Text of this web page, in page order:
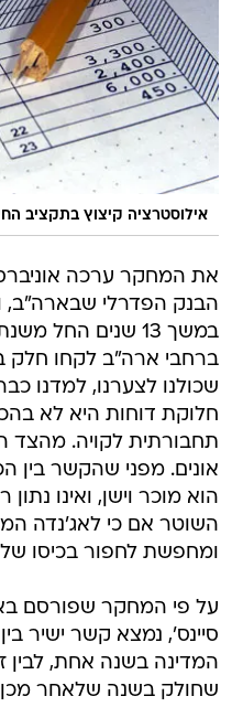
אילוסטרציה קיצוץ בתקציב
את המחקר ערכה
הבנק הפדרלי שבארה"ב,
ברחבי ארה"ב לקחו חלק
שכולנו לצערנו, למדנו
חלוקת דוחות היא לא
תחבורתית לקויה. מהצד
אונים. מפני שהקשר בין
הוא מוכר וישן, ואינו
השוטר אם כי לאג'נדה
ומחפשת לחפור בכיסו
על פי המחקר שפורסם
סיינס', נמצא קשר ישיר
המדינה בשנה אחת, לבין
שחולק בשנה שלאחר